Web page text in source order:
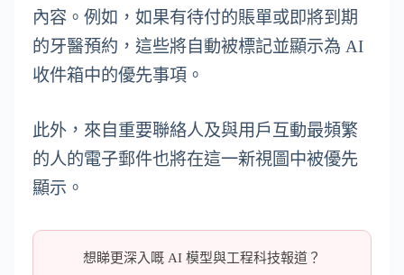
內容。例如，如果有待付的賬單或即將到期
的牙醫預約，這些將自動被標記並顯示為 AI
收件箱中的優先事項。
此外，來自重要聯絡人及與用戶互動最頻繁
的人的電子郵件也將在這一新視圖中被優先
顯示。
想睇更深入嘅 AI 模型與工程科技報道？